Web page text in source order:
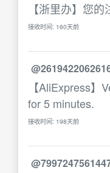
【浙里办】您
接收时间: 160天前
【AliExpress】
for 5 minutes.
接收时间: 198天前